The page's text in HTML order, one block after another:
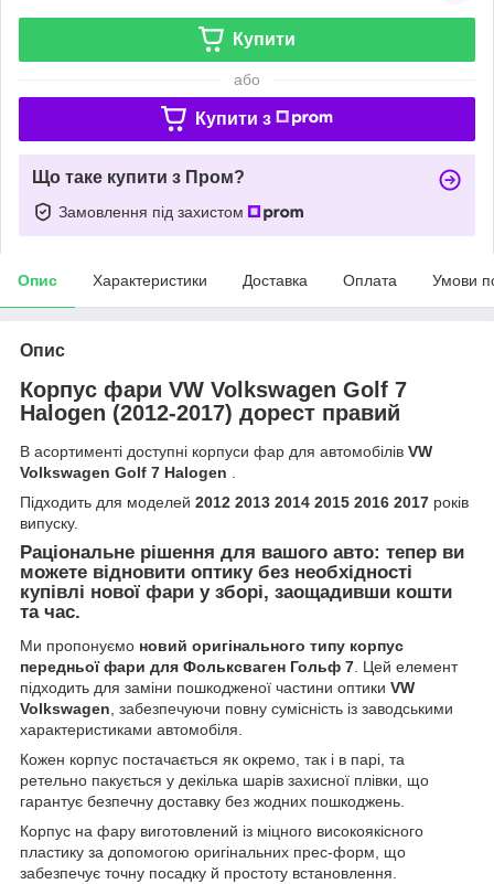
Купити
або
Купити з
Що таке купити з Пром?
Замовлення під захистом
Опис Характеристики Доставка Оплата Умови
Опис
Корпус фари VW Volkswagen Golf 7
Halogen (2012-2017) дорест правий
В асортименті доступні корпуси фар для автомобілів VW
Volkswagen Golf 7 Halogen .
Підходить для моделей 2012 2013 2014 2015 2016 2017 років
випуску.
Раціональне рішення для вашого авто: тепер ви
можете відновити оптику без необхідності
купівлі нової фари у зборі, заощадивши кошти
та час.
Ми пропонуємо новий оригінального типу корпус
передньої фари для Фольксваген Гольф 7. Цей елемент
підходить для заміни пошкодженої частини оптики VW
Volkswagen, забезпечуючи повну сумісність із заводськими
характеристиками автомобіля.
Кожен корпус постачається як окремо, так і в парі, та
ретельно пакується у декілька шарів захисної плівки, що
гарантує безпечну доставку без жодних пошкоджень.
Корпус на фару виготовлений із міцного високоякісного
пластику за допомогою оригінальних прес-форм, що
забезпечує точну посадку й простоту встановлення.